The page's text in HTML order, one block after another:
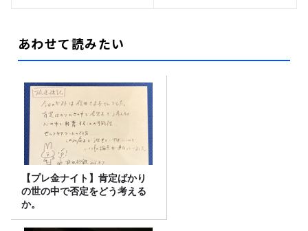
あわせて読みたい
【プレ金ナイト】肯定ばかり
の世の中で否定をどう考える
か。